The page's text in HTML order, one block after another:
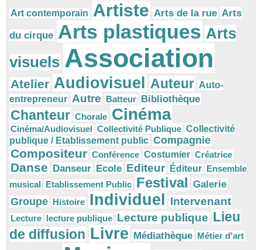
Art contemporain Artiste Arts de la rue Arts
du cirque Arts plastiques Arts
visuels Association
Atelier Audiovisuel Auteur Auto-
entrepreneur Autre Batteur Bibliothèque
Chanteur Chorale Cinéma
Cinéma/Audiovisuel Collectivité Publique Collectivité
publique / Etablissement public Compagnie
Compositeur Conférence Costumier Créatrice
Danse Danseur Ecole Editeur Éditeur Ensemble
musical Etablissement Public Festival Galerie
Groupe Histoire Individuel Intervenant
Lecture lecture publique Lecture publique Lieu
de diffusion Livre Médiathèque Métier d'art